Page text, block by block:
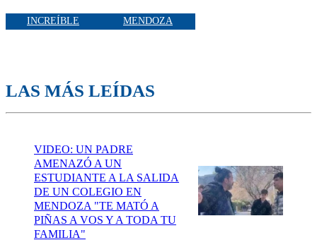
INCREÍBLE MENDOZA
LAS MÁS LEÍDAS
VIDEO: UN PADRE
AMENAZÓ A UN
ESTUDIANTE A LA SALIDA
DE UN COLEGIO EN
MENDOZA "TE MATÓ A
PIÑAS A VOS Y A TODA TU
FAMILIA"